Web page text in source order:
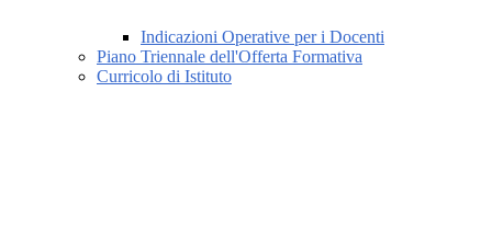
Indicazioni Operative per i Docenti
Piano Triennale dell'Offerta Formativa
Curricolo di Istituto